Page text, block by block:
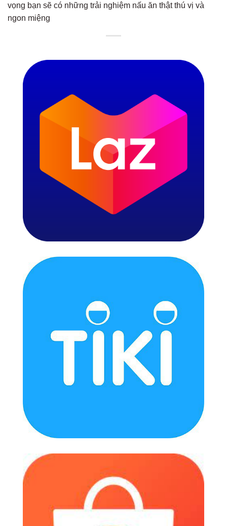
vọng bạn sẽ có những trải nghiệm nấu ăn thật thú vị và
ngon miệng